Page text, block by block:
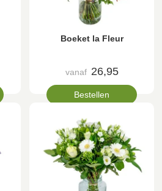
Boeket la Fleur
vanaf 26,95
Bestellen